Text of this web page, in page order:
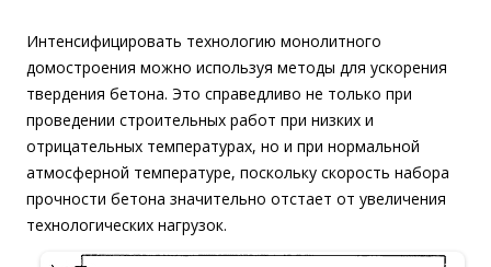
Интенсифицировать технологию монолитного
домостроения можно используя методы для ускорения
твердения бетона. Это справедливо не только при
проведении строительных работ при низких и
отрицательных температурах, но и при нормальной
атмосферной температуре, поскольку скорость набора
прочности бетона значительно отстает от увеличения
технологических нагрузок.